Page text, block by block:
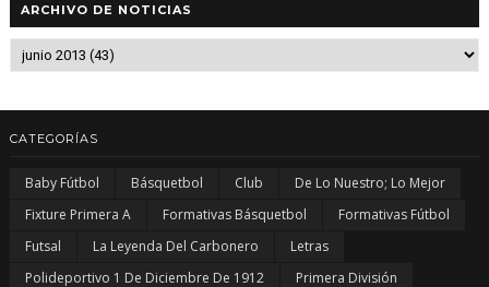
ARCHIVO DE NOTICIAS
CATEGORÍAS
Baby Fútbol Básquetbol Club
De Lo Nuestro; Lo Mejor
Fixture Primera A
Formativas Básquetbol
Formativas Fútbol
Futsal
La Leyenda Del Carbonero
Letras
Polideportivo 1 De Diciembre De 1912
Primera División